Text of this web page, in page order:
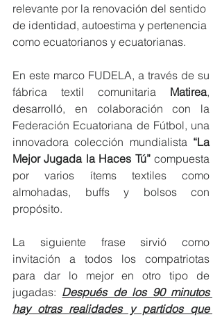
relevante por la renovación del sentido
de identidad, autoestima y pertenencia
como ecuatorianos y ecuatorianas.
En este marco FUDELA, a través de su
fábrica textil comunitaria Matirea,
desarrolló, en colaboración con la
Federación Ecuatoriana de Fútbol, una
innovadora colección mundialista “La
Mejor Jugada la Haces Tú” compuesta
por varios ítems textiles como
almohadas, buffs y bolsos con
propósito.
La siguiente frase sirvió como
invitación a todos los compatriotas
para dar lo mejor en otro tipo de
jugadas: Después de los 90 minutos
hay otras realidades y partidos que